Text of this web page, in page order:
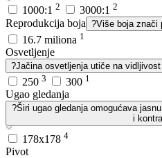
1000:1 2 3000:1 2
Reprodukcija boja ?Više boja znači
16.7 miliona 1
Osvetljenje
?Jačina osvetljenja utiče na
250 3 300 1
Ugao gledanja
?Širi ugao gledanja omogućava
i
178x178 4
Pivot